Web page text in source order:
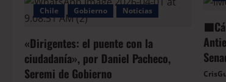
Chile Gobierno Noticias
«Dirigentes: el puente con la
ciudadanía», por Daniel Pacheco,
Seremi de Gobierno